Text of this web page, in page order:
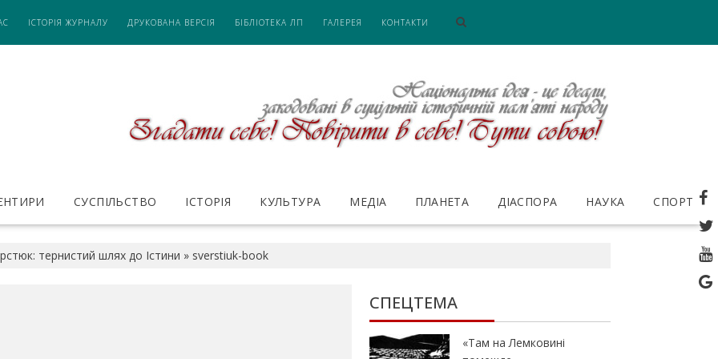
ІСТОРІЯ ЖУРНАЛУ ДРУКОВАНА ВЕРСІЯ БІБЛІОТЕКА ЛП ГАЛЕРЕЯ КОНТАКТИ
СУСПІЛЬСТВО ІСТОРІЯ КУЛЬТУРА МЕДІА ПЛАНЕТА ДІАСПОРА НАУКА СПОРТ
тернистий шлях до Істини » sverstiuk-book
СПЕЦТЕМА
«Там на Лемковині